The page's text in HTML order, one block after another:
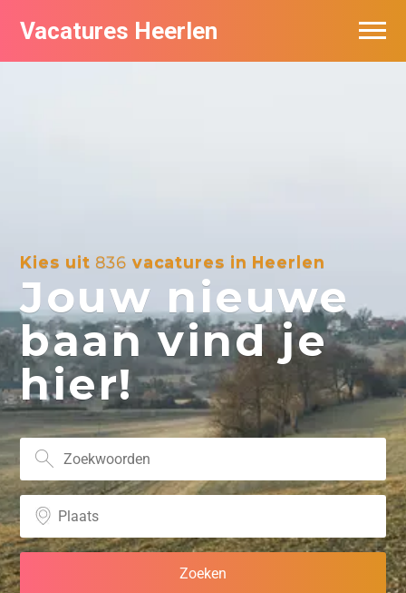
Vacatures Heerlen
Kies uit 836 vacatures in Heerlen
Jouw nieuwe
baan vind je
hier!
Vacatures per bedrijf in Heerlen